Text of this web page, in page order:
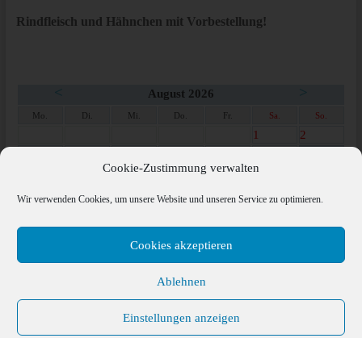
Cookie-Zustimmung verwalten
Wir verwenden Cookies, um unsere Website und unseren Service zu optimieren.
Cookies akzeptieren
Ablehnen
Einstellungen anzeigen
Rindfleisch und Hähnchen mit Vorbestellung!
< August 2026 >
Mo. Di. Mi. Do. Fr. Sa. So.
1
2
12 13 14 15
17
18 20 22
23
31
Datenschutzerklärung Cookie-Richtlinie (EU)